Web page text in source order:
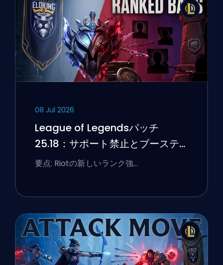
08 Jul 2026
League of Legendsパッチ
25.18：サポート禁止とブーステ
ィングのフラグ
要点: Riotの新しいランク強…